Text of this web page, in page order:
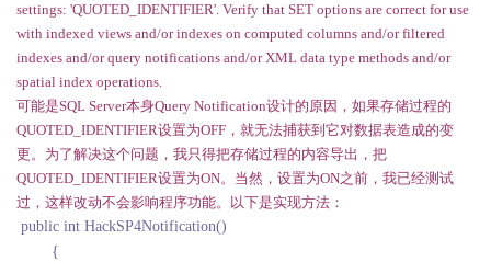
settings: 'QUOTED_IDENTIFIER'. Verify that SET options are correct for use
with indexed views and/or indexes on computed columns and/or filtered
indexes and/or query notifications and/or XML data type methods and/or
spatial index operations.
可能是SQL Server本身Query Notification设计的原因，如果存储过程的
QUOTED_IDENTIFIER设置为OFF，就无法捕获到它对数据表造成的变
更。为了解决这个问题，我只得把存储过程的内容导出，把
QUOTED_IDENTIFIER设置为ON。当然，设置为ON之前，我已经测试
过，这样改动不会影响程序功能。以下是实现方法：
public int HackSP4Notification()
{